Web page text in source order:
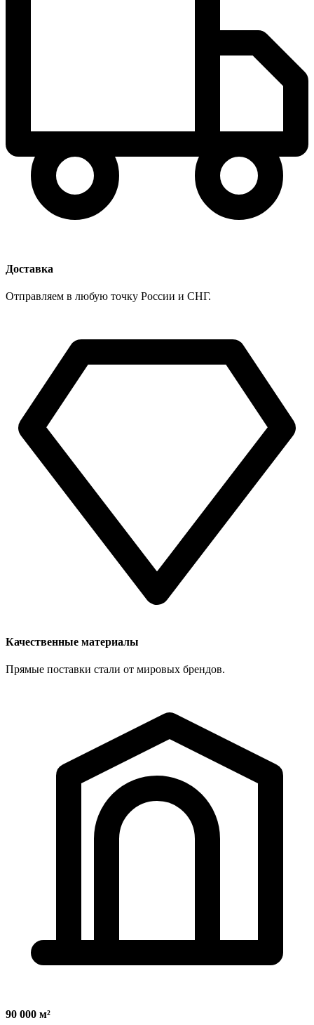
Доставка
Отправляем в любую точку России и СНГ.
Качественные материалы
Прямые поставки стали от мировых брендов.
90 000 м²